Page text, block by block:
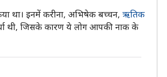
था। इनमें करीना, अभिषेक बच्चन, ऋतिक
थी, जिसके कारण ये लोग आपकी नाक के